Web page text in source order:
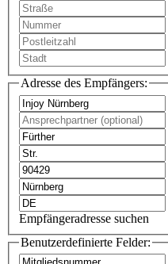
Adresse des Empfängers:
Empfängeradresse suchen
Benutzerdefinierte Felder: